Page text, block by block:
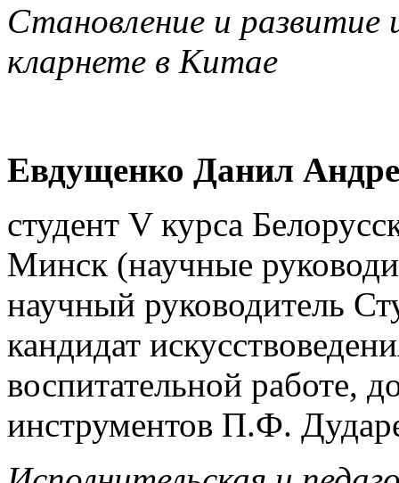
Становление и развитие
кларнете в Китае
Евдущенко Данил
студент V курса
Минск (научные
научный руководитель
кандидат
воспитательной работе,
инструментов П.Ф.